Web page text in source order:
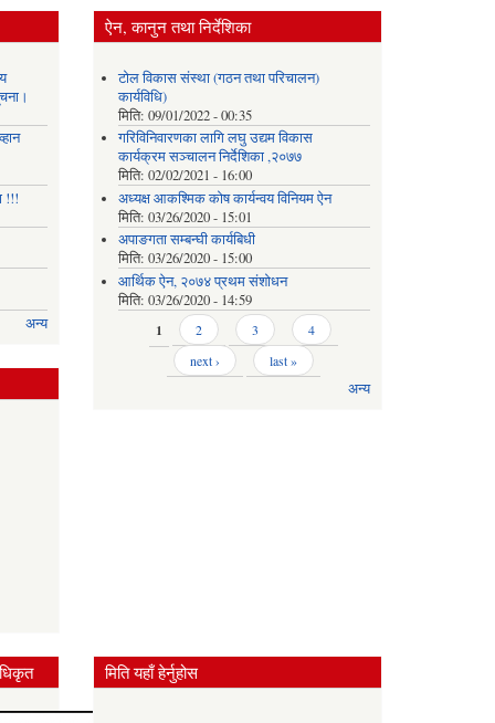
!!!
अन्य
ऐन, कानुन तथा निर्देशिका
टोल विकास संस्था (गठन तथा परिचालन)
कार्यविधि)
मिति:09/01/2022 - 00:35
गरिविनिवारणका लागि लघु उद्यम विकास
कार्यक्रम सञ्चालन निर्देशिका ,२०७७
मिति:02/02/2021 - 16:00
अध्यक्ष आकश्मिक कोष कार्यन्वय विनियम ऐन
मिति:03/26/2020 - 15:01
अपाङगता सम्बन्घी कार्यबिधी
मिति:03/26/2020 - 15:00
आर्थिक ऐन, २०७४ प्रथम संशोधन
मिति:03/26/2020 - 14:59
1 2 3
4
next ›
last »
अन्य
मिति यहाँ हेर्नुहोस